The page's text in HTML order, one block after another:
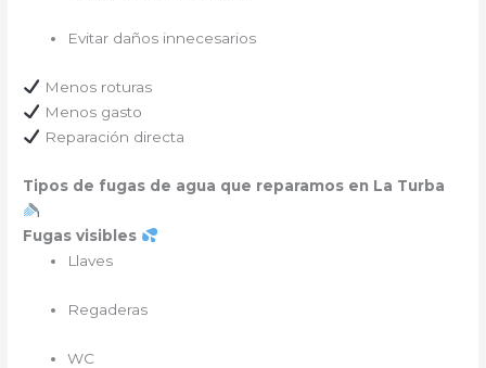
Evitar daños innecesarios
Menos roturas
Menos gasto
Reparación directa
Tipos de fugas de agua que reparamos en La Turba
Fugas visibles
Llaves
Regaderas
WC